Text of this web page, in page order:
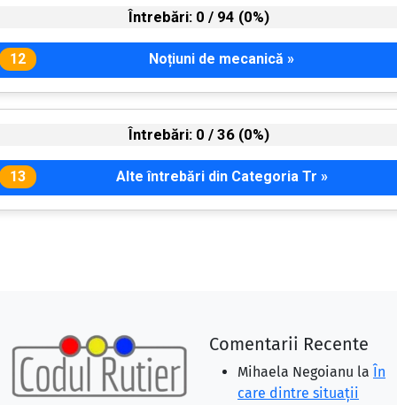
Comentarii Recente
Mihaela Negoianu la În
care dintre situaţii